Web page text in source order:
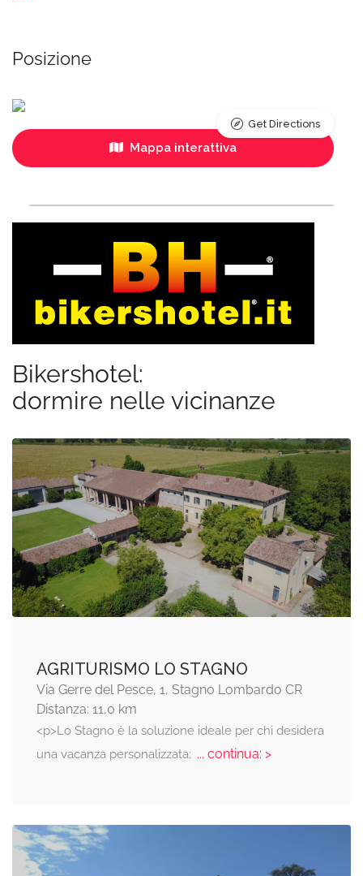
Posizione
Mappa interattiva
Get Directions
Bikershotel:
dormire nelle vicinanze
AGRITURISMO LO STAGNO
Via Gerre del Pesce, 1, Stagno Lombardo CR
Distanza: 11,0 km
<p>Lo Stagno è la soluzione ideale per chi desidera
una vacanza personalizzata: ... continua: >